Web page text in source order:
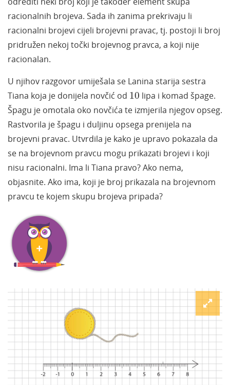
racionalnih brojeva. Sada ih zanima prekrivaju li
racionalni brojevi cijeli brojevni pravac, tj. postoji li broj
pridružen nekoj točki brojevnog pravca, a koji nije
racionalan.
U njihov razgovor umiješala se Lanina starija sestra
Tiana koja je donijela novčić od 10
10 lipa i komad špage.
Špagu je omotala oko novčića te izmjerila njegov opseg.
Rastvorila je špagu i duljinu opsega prenijela na
brojevni pravac. Utvrdila je kako je upravo pokazala da
se na brojevnom pravcu mogu prikazati brojevi i koji
nisu racionalni. Ima li Tiana pravo? Ako nema,
objasnite. Ako ima, koji je broj prikazala na brojevnom
pravcu te kojem skupu brojeva pripada?